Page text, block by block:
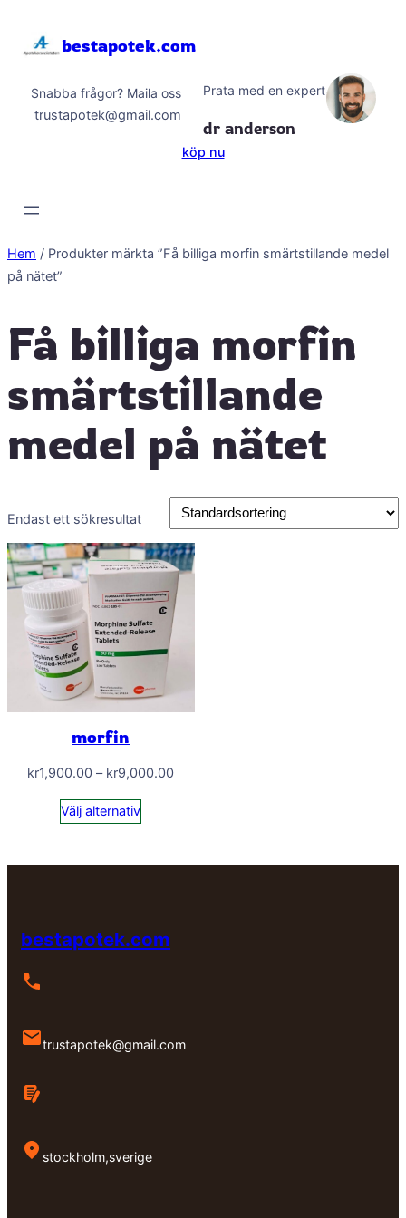
bestapotek.com
Snabba frågor? Maila oss
trustapotek@gmail.com
Prata med en expert
dr anderson
köp nu
Hem / Produkter märkta ”Få billiga morfin smärtstillande medel
på nätet”
Få billiga morfin
smärtstillande
medel på nätet
Endast ett sökresultat
morfin
kr1,900.00 – kr9,000.00Prisintervall:
Välj alternativ
bestapotek.com
trustapotek@gmail.com
stockholm,sverige